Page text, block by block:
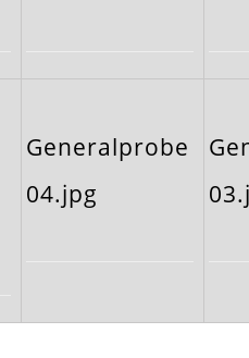
Generalprobe
04.jpg